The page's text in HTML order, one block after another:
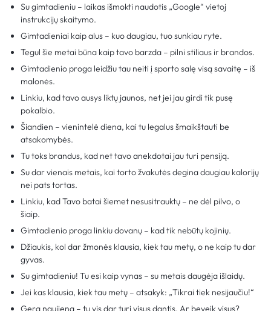
Su gimtadieniu – laikas išmokti naudotis „Google“ vietoj
instrukcijų skaitymo.
Gimtadieniai kaip alus – kuo daugiau, tuo sunkiau ryte.
Tegul šie metai būna kaip tavo barzda – pilni stiliaus ir brandos.
Gimtadienio proga leidžiu tau neiti į sporto salę visą savaitę – iš
malonės.
Linkiu, kad tavo ausys liktų jaunos, net jei jau girdi tik pusę
pokalbio.
Šiandien – vienintelė diena, kai tu legalus šmaikštauti be
atsakomybės.
Tu toks brandus, kad net tavo anekdotai jau turi pensiją.
Su dar vienais metais, kai torto žvakutės degina daugiau kalorijų
nei pats tortas.
Linkiu, kad Tavo batai šiemet nesusitrauktų – ne dėl pilvo, o
šiaip.
Gimtadienio proga linkiu dovanų – kad tik nebūtų kojinių.
Džiaukis, kol dar žmonės klausia, kiek tau metų, o ne kaip tu dar
gyvas.
Su gimtadieniu! Tu esi kaip vynas – su metais daugėja išlaidų.
Jei kas klausia, kiek tau metų – atsakyk: „Tikrai tiek nesijaučiu!“
Gera naujiena – tu vis dar turi visus dantis. Ar beveik visus?